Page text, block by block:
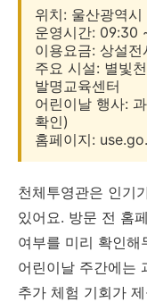
위치: 울산광역
운영시간: 09:30
이용요금: 상설
주요 시설: 별빛
발명교육센터
어린이날 행사:
확인)
홈페이지:
천체투영관은 인기
있어요. 방문 전 홈
여부를 미리 확인해
어린이날 주간에는
추가 체험 기회가